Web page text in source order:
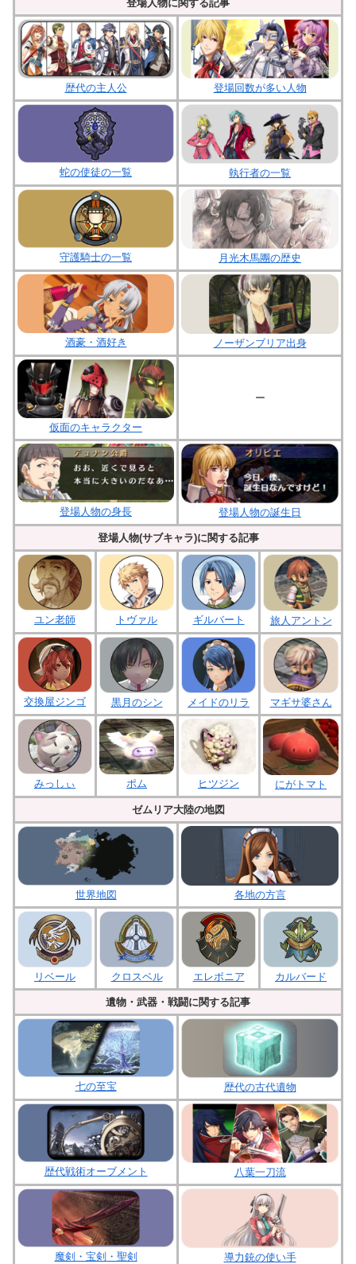
登場人物に関する記事
歴代の主人公 登場回数が多い人物
蛇の使徒の一覧 執行者の一覧
守護騎士の一覧 月光木馬團の歴史
酒豪・酒好き ノーザンブリア出身
仮面のキャラクター
ー
登場人物の身長 登場人物の誕生日
登場人物(サブキャラ)に関する記事
ユン老師 トヴァル ギルバート 旅人アントン
交換屋ジンゴ 黒月のシン メイドのリラ マギサ婆さん
みっしぃ ポム ヒツジン にがトマト
ゼムリア大陸の地図
世界地図 各地の方言
リベール クロスベル エレボニア カルバード
遺物・武器・戦闘に関する記事
七の至宝 歴代の古代遺物
歴代戦術オーブメント 八葉一刀流
魔剣・宝剣・聖剣 導力銃の使い手